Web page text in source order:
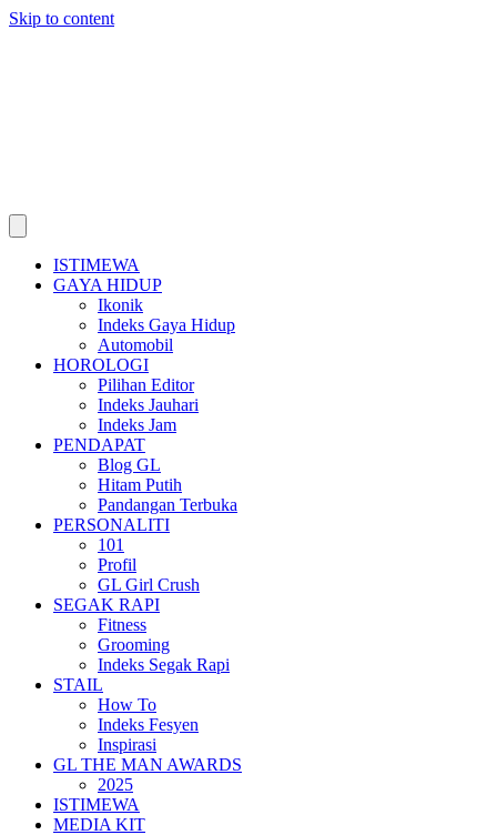
Skip to content
ISTIMEWA
GAYA HIDUP
Ikonik
Indeks Gaya Hidup
Automobil
HOROLOGI
Pilihan Editor
Indeks Jauhari
Indeks Jam
PENDAPAT
Blog GL
Hitam Putih
Pandangan Terbuka
PERSONALITI
101
Profil
GL Girl Crush
SEGAK RAPI
Fitness
Grooming
Indeks Segak Rapi
STAIL
How To
Indeks Fesyen
Inspirasi
GL THE MAN AWARDS
2025
ISTIMEWA
MEDIA KIT